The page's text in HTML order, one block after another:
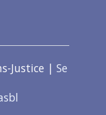
Justice | Se